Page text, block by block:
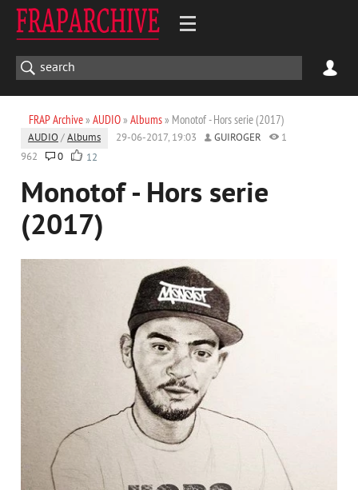
FRAP Archive» AUDIO» Albums» Monotof - Hors serie (2017)
AUDIO /Albums 29-06-2017, 19:03 GUIROGER
1
962
0 12
Monotof - Hors serie
(2017)